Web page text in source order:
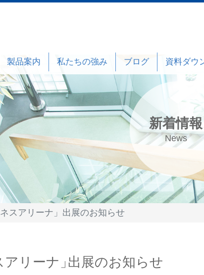
製品案内 私たちの強み ブログ 資料ダウ
新着情報
News
ネスアリーナ」出展のお知らせ
アリーナ 」出展のお知らせ